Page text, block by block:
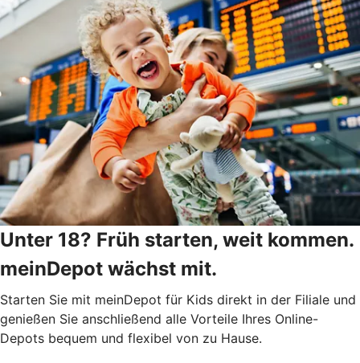
Unter 18? Früh starten, weit kommen.
meinDepot wächst mit.
Starten Sie mit meinDepot für Kids direkt in der Filiale und
genießen Sie anschließend alle Vorteile Ihres Online-
Depots bequem und flexibel von zu Hause.